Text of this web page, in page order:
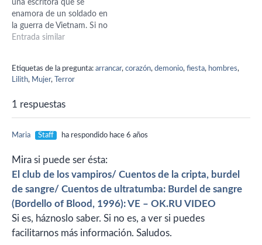
una escritora que se
enamora de un soldado en
la guerra de Vietnam. Si no
me equivoco éste muere y
ayuda a salir del país. Es una
película de los 80 y sé…
Entrada similar
Etiquetas de la pregunta: arrancar, corazón, demonio, fiesta, hombres,
Lilith, Mujer, Terror
1 respuestas
Maria Staff ha respondido hace 6 años
Mira si puede ser ésta:
El club de los vampiros/ Cuentos de la cripta, burdel
de sangre/ Cuentos de ultratumba: Burdel de sangre
(Bordello of Blood, 1996): VE – OK.RU VIDEO
Si es, háznoslo saber. Si no es, a ver si puedes
facilitarnos más información. Saludos.